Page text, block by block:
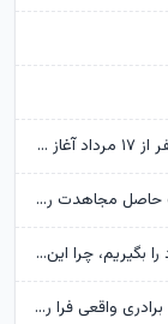
فروش بلیت رفت و برگشت زائران دهه پایانی صفر از ۱۷ مرداد آغاز می‌شود
سپاه: اعتراف رسانه‌های خارجی به شکست ترامپ حاصل مجاهدت رسانه‌های انقلابی است
رئیس‌جمهور: وقتی می‌توانیم با گفت‌وگو حق خود را بگیریم، چرا این کار را نکنیم؟
عراقچی خطاب به همسایگان: زمان اتکا به خود و برادری واقعی فرا رسیده است